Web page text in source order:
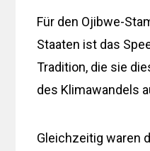
Für den Ojibwe-
Staaten ist das
Tradition, die sie
des Klimawandels
Gleichzeitig waren